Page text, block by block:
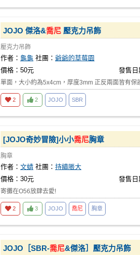
JOJO 傑洛&喬尼 壓克力吊飾
壓克力吊飾
作者： 龜龜 社團： 爺爺的草莓園
價格：50元
發售日
單面，大小約為5x4cm，厚度3mm 正反兩面皆有保
2 2 JOJO SBR
[JOJO奇妙冒險]小小喬尼胸章
胸章
作者： 文蜻 社團： 持續脹大
價格：30元
發售日
寄攤在O56放肆去愛!
2 3 JOJO 喬尼 胸章
JOJO［SBR-喬尼&傑洛］壓克力吊飾